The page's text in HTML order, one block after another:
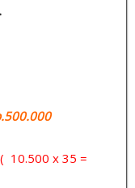
10.500 x 35 =